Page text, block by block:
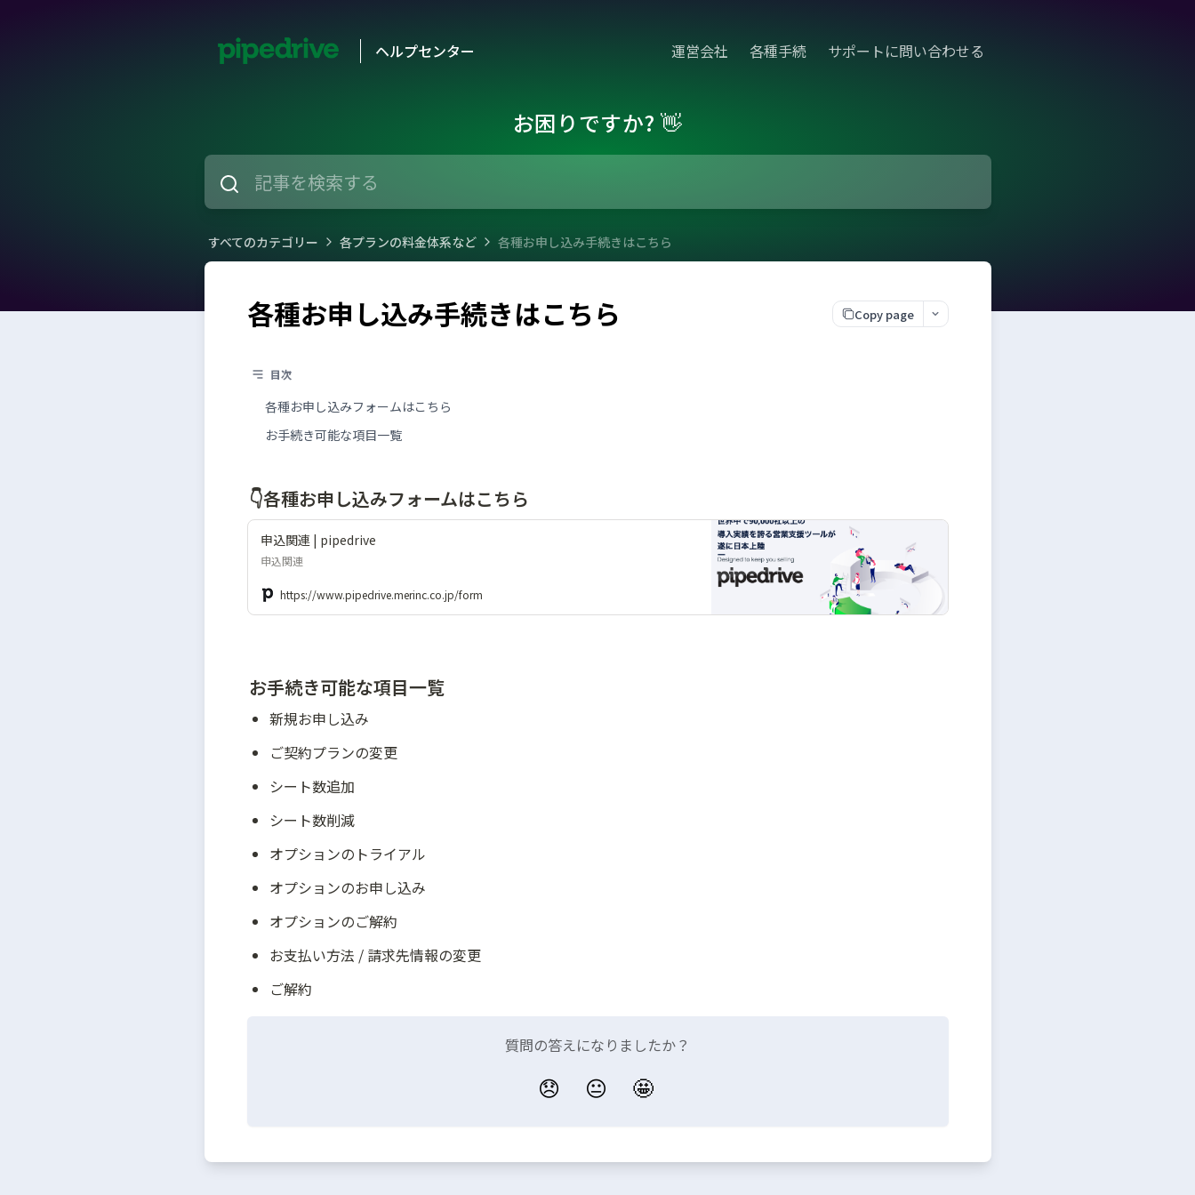
ヘルプセンター 運営会社 各種手続 サポートに問い合わせる
お困りですか? 👋
すべてのカテゴリー 各プランの料金体系など 各種お申し込み手続きはこちら
各種お申し込み手続きはこちら Copy page
目次
各種お申し込みフォームはこちら
お手続き可能な項目一覧
👇各種お申し込みフォームはこちら
申込関連 | pipedrive
申込関連
https://www.pipedrive.merinc.co.jp/form
お手続き可能な項目一覧
新規お申し込み
ご契約プランの変更
シート数追加
シート数削減
オプションのトライアル
オプションのお申し込み
オプションのご解約
お支払い方法 / 請求先情報の変更
ご解約
質問の答えになりましたか？
😞 😐 🤩